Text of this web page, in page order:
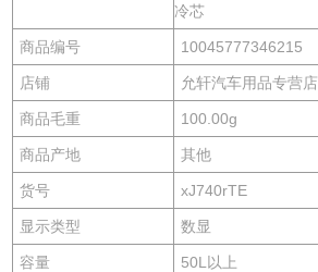
冷芯
商品编号 10045777346215
店铺 允轩汽车用品专营店
商品毛重 100.00g
商品产地 其他
货号 xJ740rTE
显示类型 数显
容量 50L以上